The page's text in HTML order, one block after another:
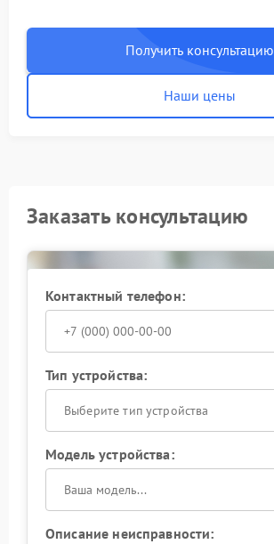
Получить консультацию
Наши цены
Заказать консультацию
Контактный телефон:
Тип устройства:
Выберите тип устройства
Модель устройства:
Описание неисправности: